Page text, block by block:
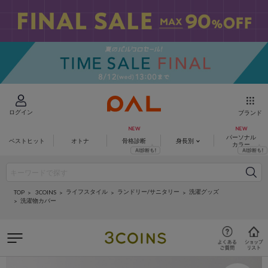
ログイン ブランド
ベストヒット オトナ 骨格診断 身長別
パーソナル
カラー
TOP 3COINS ライフスタイル ランドリー/サニタリー
洗濯グッズ
洗濯物カバー